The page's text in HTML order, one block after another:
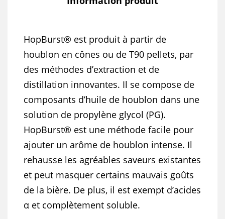
HopBurst® est produit à partir de
houblon en cônes ou de T90 pellets, par
des méthodes d’extraction et de
distillation innovantes. Il se compose de
composants d’huile de houblon dans une
solution de propylène glycol (PG).
HopBurst® est une méthode facile pour
ajouter un arôme de houblon intense. Il
rehausse les agréables saveurs existantes
et peut masquer certains mauvais goûts
de la bière. De plus, il est exempt d’acides
α et complètement soluble.